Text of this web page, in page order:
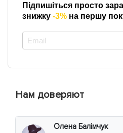
Підпишіться просто
знижку -3% на першу
Нам доверяют
Олена Балімчук